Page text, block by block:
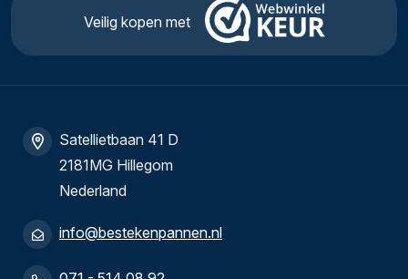
Veilig kopen met
Satellietbaan 41 D
2181MG Hillegom
Nederland
info@bestekenpannen.nl